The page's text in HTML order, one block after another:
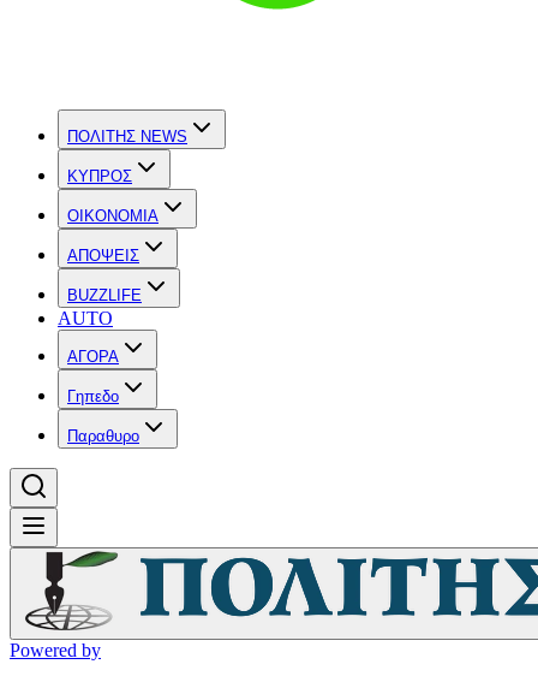
ΠΟΛΙΤΗΣ NEWS
ΚΥΠΡΟΣ
OIKONOMIA
ΑΠΟΨΕΙΣ
BUZZLIFE
AUTO
ΑΓΟΡΑ
Γηπεδο
Παραθυρο
Powered by